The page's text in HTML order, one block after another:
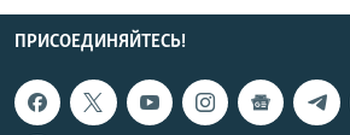
ПРИСОЕДИНЯЙТЕСЬ!